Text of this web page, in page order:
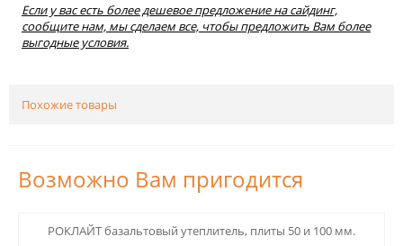
Если у вас есть более дешевое предложение на сайдинг,
сообщите нам, мы сделаем все, чтобы предложить Вам более
выгодные условия.
Похожие товары
Возможно Вам пригодится
РОКЛАЙТ базальтовый утеплитель, плиты 50 и 100 мм.